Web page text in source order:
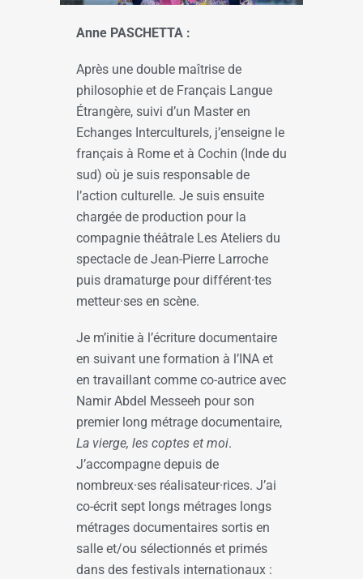
Anne PASCHETTA :
Après une double maîtrise de
philosophie et de Français Langue
Étrangère, suivi d’un Master en
Echanges Interculturels, j’enseigne le
français à Rome et à Cochin (Inde du
sud) où je suis responsable de
l’action culturelle. Je suis ensuite
chargée de production pour la
compagnie théâtrale Les Ateliers du
spectacle de Jean-Pierre Larroche
puis dramaturge pour différent·tes
metteur·ses en scène.
Je m’initie à l’écriture documentaire
en suivant une formation à l’INA et
en travaillant comme co-autrice avec
Namir Abdel Messeeh pour son
premier long métrage documentaire,
La vierge, les coptes et moi.
J’accompagne depuis de
nombreux·ses réalisateur·rices. J’ai
co-écrit sept longs métrages longs
métrages documentaires sortis en
salle et/ou sélectionnés et primés
dans des festivals internationaux :